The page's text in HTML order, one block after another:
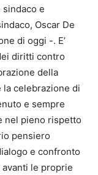
sindaco e
Oscar De
di oggi -. E’
diritti contro
della
la celebrazione di
e sempre
nel pieno rispetto
pensiero
e confronto
le proprie